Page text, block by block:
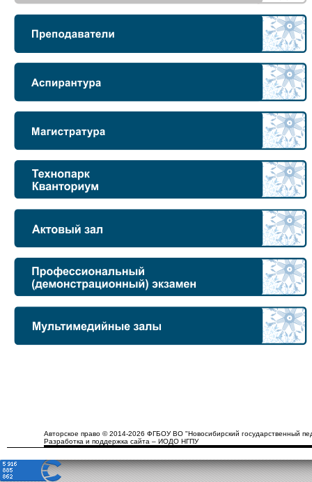
Авторское право © 2014-2026 ФГБОУ ВО "Новосибирский государственный
Разработка и поддержка сайта – ИОДО НГПУ